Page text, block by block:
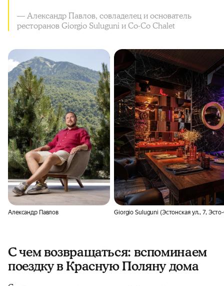
— Александр Павлов, совладелец и основатель
ресторанов Giorgio Suluguni и Co-Co Chalet
Александр Павлов Giorgio Suluguni (Эстонская ул., 7,
С чем возвращаться: вспоминаем
поездку в Красную Поляну дома